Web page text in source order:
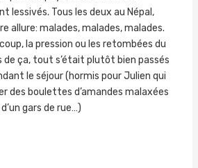
lessivés. Tous les deux au Népal,
allure: malades, malades, malades.
la pression ou les retombées du
de ça, tout s’était plutôt bien passés
le séjour (hormis pour Julien qui
des boulettes d’amandes malaxées
gars de rue…)